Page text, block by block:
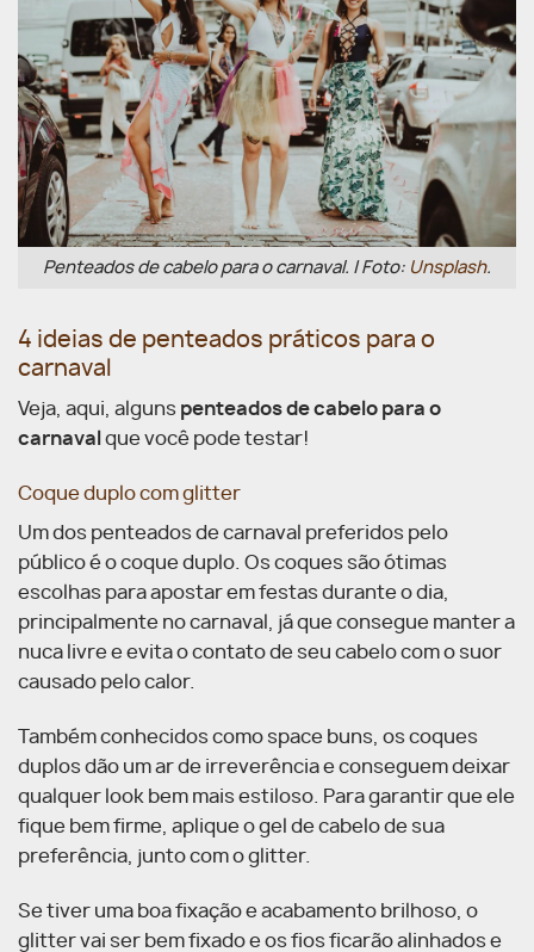
Penteados de cabelo para o carnaval. | Foto: Unsplash.
4 ideias de penteados práticos para o
carnaval
Veja, aqui, alguns penteados de cabelo para o
carnaval que você pode testar!
Coque duplo com glitter
Um dos penteados de carnaval preferidos pelo
público é o coque duplo. Os coques são ótimas
escolhas para apostar em festas durante o dia,
principalmente no carnaval, já que consegue manter a
nuca livre e evita o contato de seu cabelo com o suor
causado pelo calor.
Também conhecidos como space buns, os coques
duplos dão um ar de irreverência e conseguem deixar
qualquer look bem mais estiloso. Para garantir que ele
fique bem firme, aplique o gel de cabelo de sua
preferência, junto com o glitter.
Se tiver uma boa fixação e acabamento brilhoso, o
glitter vai ser bem fixado e os fios ficarão alinhados e